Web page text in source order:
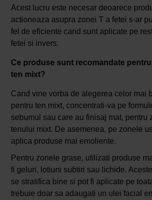
Acest lucru este necesar deoarece
actioneaza asupra zonei T a fetei s-ar
fel de eficiente cand sunt aplicate pe
fetei si invers.
Ce produse sunt recomandate
ten mixt?
Cand vine vorba de alegerea celor mai
pentru ten mixt, concentrati-va pe
sebumul sau care au finisaj mat, pentru
tenului mixt. De asemenea, pe zonele
aplica produse mai emoliente.
Pentru zonele grase, utilizati produse
fi geluri, lotiuni subtiri sau lichide.
se stratifica bine si pot fi aplicate pe
trebuie doar sa adaugati un ulei facial